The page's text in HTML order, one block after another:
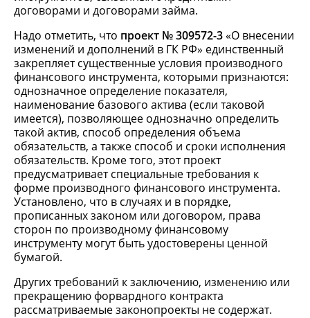
договорами и договорами займа.
Надо отметить, что проект № 309572-3«О внесении
изменений и дополнений в ГК РФ» единственный
закрепляет существенные условия производного
финансового инструмента, которыми признаются:
однозначное определение показателя,
наименование базового актива (если таковой
имеется), позволяющее однозначно определить
такой актив, способ определения объема
обязательств, а также способ и сроки исполнения
обязательств. Кроме того, этот проект
предусматривает специальные требования к
форме производного финансового инструмента.
Установлено, что в случаях и в порядке,
прописанных законом или договором, права
сторон по производному финансовому
инструменту могут быть удостоверены ценной
бумагой.
Других требований к заключению, изменению или
прекращению форвардного контракта
рассматриваемые законопроекты не содержат.